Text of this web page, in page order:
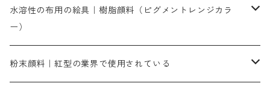
染色に必要な薬品類
染料一覧
人気のおすすめ染料
染色に必要な薬品類
補助薬品
お勧めの3原色（赤・青・黄色）
お勧め｜スミフィックス～
3原色以外の色目
赤色
染色に必要な薬品
水溶性の布用の絵具｜樹脂顔料（ピグメントレンジカラ
ー）
ネオカラー（色）
粉末顔料｜紅型の業界で使用されている